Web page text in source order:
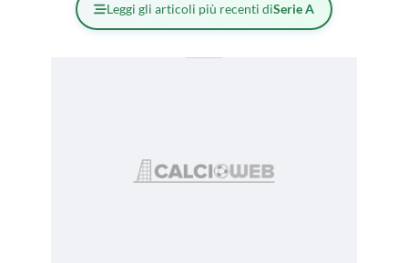
Leggi gli articoli più recenti diSerie A